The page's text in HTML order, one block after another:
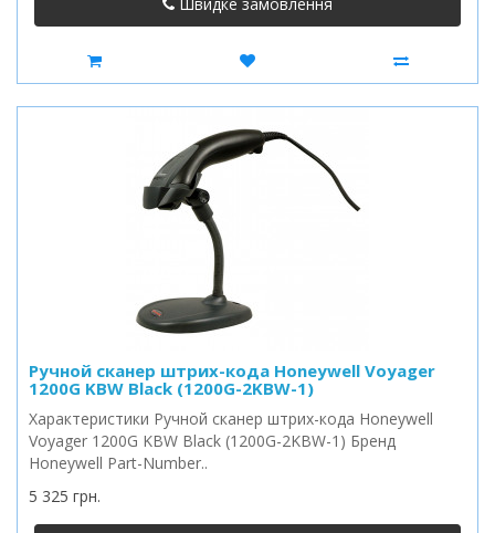
Швидке замовлення
Ручной сканер штрих-кода Honeywell Voyager
1200G KBW Black (1200G-2KBW-1)
Характеристики Ручной сканер штрих-кода Honeywell
Voyager 1200G KBW Black (1200G-2KBW-1) Бренд
Honeywell Part-Number..
5 325 грн.